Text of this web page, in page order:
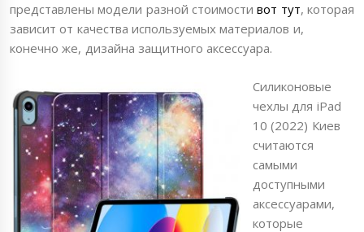
представлены модели разной стоимостивот тут, которая
зависит от качества используемых материалов и,
конечно же, дизайна защитного аксессуара.
Силиконовые
чехлы для iPad
10 (2022) Киев
считаются
самыми
доступными
аксессуарами,
которые